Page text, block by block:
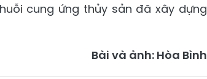
cung ứng thủy sản đã xây dựng
Bài và ảnh: Hòa Bình